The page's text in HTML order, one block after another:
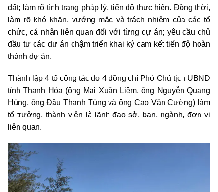
đất; làm rõ tình trạng pháp lý, tiến độ thực hiện. Đồng thời,
làm rõ khó khăn, vướng mắc và trách nhiệm của các tổ
chức, cá nhân liên quan đối với từng dự án; yêu cầu chủ
đầu tư các dự án chậm triển khai ký cam kết tiến độ hoàn
thành dự án.
Thành lập 4 tổ công tác do 4 đồng chí Phó Chủ tịch UBND
tỉnh Thanh Hóa (ông Mai Xuân Liêm, ông Nguyễn Quang
Hùng, ông Đầu Thanh Tùng và ông Cao Văn Cường) làm
tổ trưởng, thành viên là lãnh đạo sở, ban, ngành, đơn vị
liên quan.